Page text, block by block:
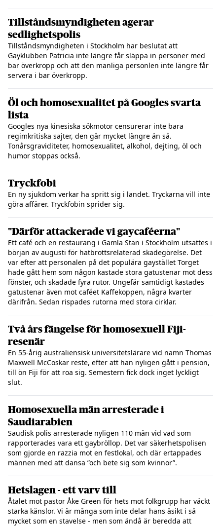
Tillståndsmyndigheten agerar
sedlighetspolis
Tillståndsmyndigheten i Stockholm har beslutat att
Gayklubben Patricia inte längre får släppa in personer med
bar överkropp och att den manliga personlen inte längre får
servera i bar överkropp.
Öl och homosexualitet på Googles svarta
lista
Googles nya kinesiska sökmotor censurerar inte bara
regimkritiska sajter, den går mycket längre än så.
Tonårsgraviditeter, homosexualitet, alkohol, dejting, öl och
humor stoppas också.
Tryckfobi
En ny sjukdom verkar ha spritt sig i landet. Tryckarna vill inte
göra affärer. Tryckfobin sprider sig.
"Därför attackerade vi gaycaféerna"
Ett café och en restaurang i Gamla Stan i Stockholm utsattes i
början av augusti för hatbrottsrelaterad skadegörelse. Det
var efter att personalen på det populära gaystället Torget
hade gått hem som någon kastade stora gatustenar mot dess
fönster, och skadade fyra rutor. Ungefär samtidigt kastades
gatustenar även mot caféet Kaffekoppen, några kvarter
därifrån. Sedan rispades rutorna med stora cirklar.
Två års fängelse för homosexuell Fiji-
resenär
En 55-årig australiensisk universitetslärare vid namn Thomas
Maxwell McCoskar reste, efter att han nyligen gått i pension,
till ön Fiji för att roa sig. Semestern fick dock inget lyckligt
slut.
Homosexuella män arresterade i
Saudiarabien
Saudisk polis arresterade nyligen 110 män vid vad som
rapporterades vara ett gaybröllop. Det var säkerhetspolisen
som gjorde en razzia mot en festlokal, och där ertappades
männen med att dansa ”och bete sig som kvinnor”.
Hetslagen - ett varv till
Åtalet mot pastor Åke Green för hets mot folkgrupp har väckt
starka känslor. Vi är många som inte delar hans åsikt i så
mycket som en stavelse - men som ändå är beredda att